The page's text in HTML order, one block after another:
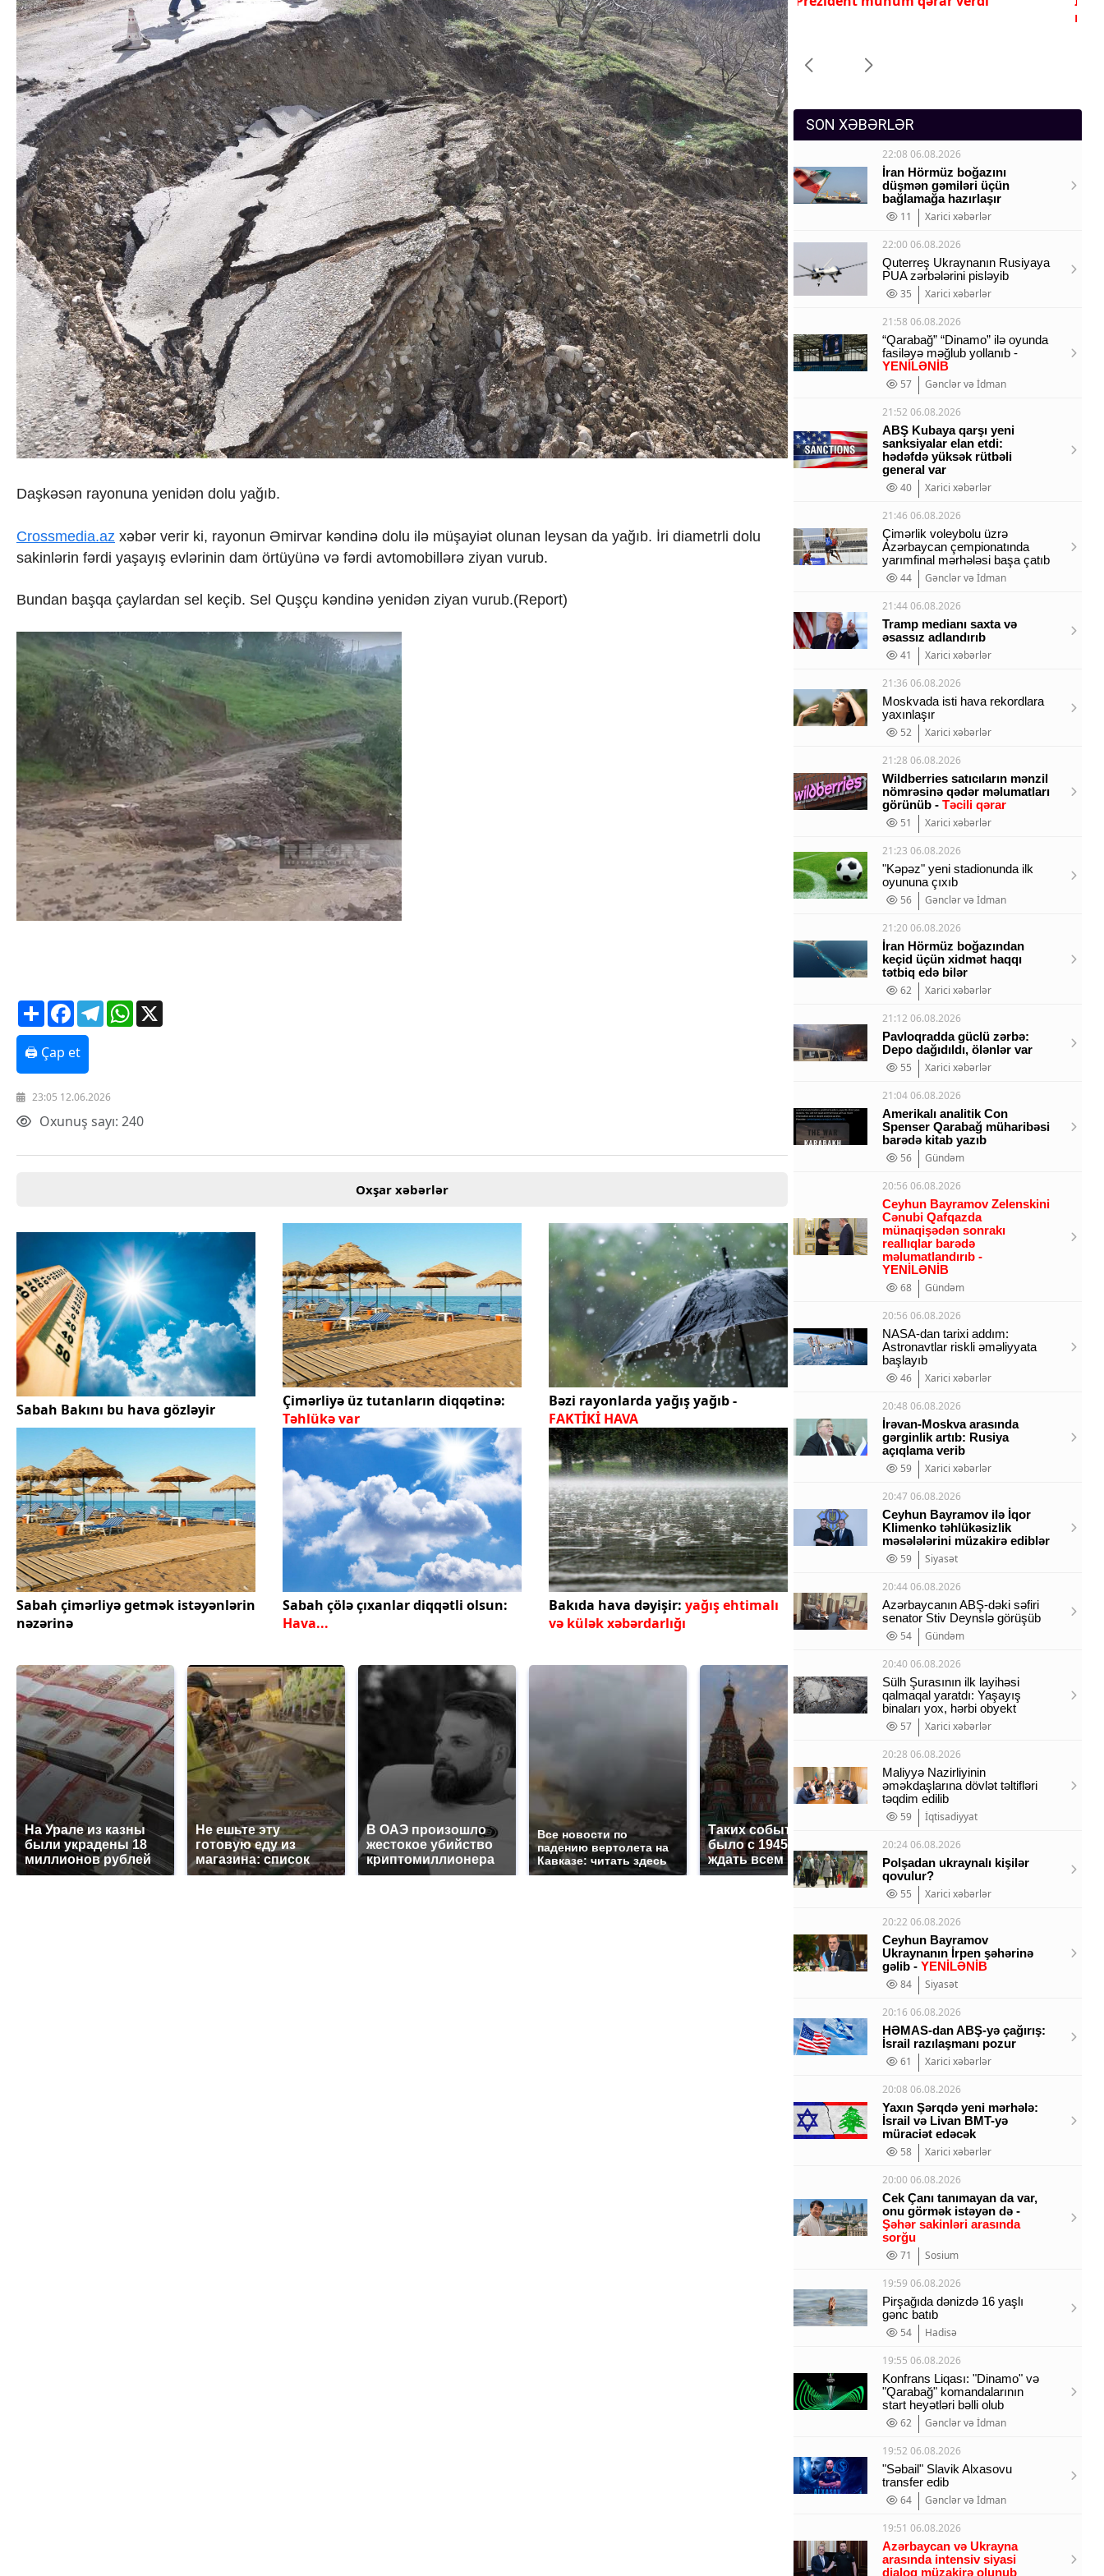
Sosium
Mənəvi dəyərlər
Texnologiya
Mətbuat-150
Siyasi
Geosiyasi
İqtisadi
Sosioloji
Araşdırma
Multimedia
Foto
Video
İnfoqrafika
Podcast
Humanitar
Elm və təhsil
Mədəniyyət
Diaspor
Yüksəliş hekayəsi
Mədəniyyətimizin Zəfəri
Zəfər Diasporu
Səhiyyə
Ailə və uşaq
Turizm
İqtisadiyyat
İqtisadi xəbərlər
Energetika
Neft-qaz
Əmək və sosial siyasət
Kənd təsərrüfatı
Telekommunikasiya və nəqliyyat
Cəmiyyət
Crossmedia.az - 1 yaş
Məhkəmə və hüquq
Ekologiya
Gənclər və İdman
Media və QHT
Hadisə
Sağlamlıq
Sosium
Mənəvi dəyərlər
Texnologiya
Mətbuat-150
Əlaqə
Missiyamız
Daşkəsən rayonuna yenidən dolu yağıb.
Crossmedia.az xəbər verir ki, rayonun Əmirvar kəndinə dolu ilə müşayiət olunan leysan da yağıb. İri diametrli dolu
sakinlərin fərdi yaşayış evlərinin dam örtüyünə və fərdi avtomobillərə ziyan vurub.
Bundan başqa çaylardan sel keçib. Sel Quşçu kəndinə yenidən ziyan vurub.(Report)
ShareFacebookTelegramWhatsApp
🖨 Çap et
23:05 12.06.2026
Oxunuş sayı: 240
Oxşar xəbərlər
Sabah Bakını bu hava gözləyir
Çimərliyə üz tutanların diqqətinə:
Təhlükə var
Bəzi rayonlarda yağış yağıb -
FAKTİKİ HAVA
Sabah çimərliyə getmək istəyənlərin
nəzərinə
Sabah çölə çıxanlar diqqətli olsun:
Hava...
Bakıda hava dəyişir: yağış ehtimalı
və külək xəbərdarlığı
На Урале из казны
были украдены 18
миллионов рублей
Не ешьте эту
готовую еду из
магазина: список
В ОАЭ произошло
жестокое убийство
криптомиллионера
Все новости по
падению вертолета на
Кавказе: читать здесь
Таких событий не
было с 1945: чего
ждать всем нам?
ажиотаж из-за этого
продукта: что купить?
daimi nümayəndəsi geri çağırılıb
SON XƏBƏRLƏR
22:08 06.08.2026
İran Hörmüz boğazını
düşmən gəmiləri üçün
bağlamağa hazırlaşır
11
Xarici xəbərlər
22:00 06.08.2026
Quterreş Ukraynanın Rusiyaya
PUA zərbələrini pisləyib
35
Xarici xəbərlər
21:58 06.08.2026
“Qarabağ” “Dinamo” ilə oyunda
fasiləyə məğlub yollanıb -
YENİLƏNİB
57
Gənclər və İdman
21:52 06.08.2026
ABŞ Kubaya qarşı yeni
sanksiyalar elan etdi:
hədəfdə yüksək rütbəli
general var
40
Xarici xəbərlər
21:46 06.08.2026
Çimərlik voleybolu üzrə
Azərbaycan çempionatında
yarımfinal mərhələsi başa çatıb
44
Gənclər və İdman
21:44 06.08.2026
Tramp medianı saxta və
əsassız adlandırıb
41
Xarici xəbərlər
21:36 06.08.2026
Moskvada isti hava rekordlara
yaxınlaşır
52
Xarici xəbərlər
21:28 06.08.2026
Wildberries satıcıların mənzil
nömrəsinə qədər məlumatları
görünüb - Təcili qərar
51
Xarici xəbərlər
21:23 06.08.2026
"Kəpəz" yeni stadionunda ilk
oyununa çıxıb
56
Gənclər və İdman
21:20 06.08.2026
İran Hörmüz boğazından
keçid üçün xidmət haqqı
tətbiq edə bilər
62
Xarici xəbərlər
21:12 06.08.2026
Pavloqradda güclü zərbə:
Depo dağıdıldı, ölənlər var
55
Xarici xəbərlər
21:04 06.08.2026
Amerikalı analitik Con
Spenser Qarabağ müharibəsi
barədə kitab yazıb
56
Gündəm
20:56 06.08.2026
Ceyhun Bayramov Zelenskini
Cənubi Qafqazda
münaqişədən sonrakı
reallıqlar barədə
məlumatlandırıb -
YENİLƏNİB
68
Gündəm
20:56 06.08.2026
NASA-dan tarixi addım:
Astronavtlar riskli əməliyyata
başlayıb
46
Xarici xəbərlər
20:48 06.08.2026
İrəvan-Moskva arasında
gərginlik artıb: Rusiya
açıqlama verib
59
Xarici xəbərlər
20:47 06.08.2026
Ceyhun Bayramov ilə İqor
Klimenko təhlükəsizlik
məsələlərini müzakirə ediblər
59
Siyasət
20:44 06.08.2026
Azərbaycanın ABŞ-dəki səfiri
senator Stiv Deynslə görüşüb
54
Gündəm
20:40 06.08.2026
Sülh Şurasının ilk layihəsi
qalmaqal yaratdı: Yaşayış
binaları yox, hərbi obyekt
57
Xarici xəbərlər
20:28 06.08.2026
Maliyyə Nazirliyinin
əməkdaşlarına dövlət təltifləri
təqdim edilib
59
İqtisadiyyat
20:24 06.08.2026
Polşadan ukraynalı kişilər
qovulur?
55
Xarici xəbərlər
20:22 06.08.2026
Ceyhun Bayramov
Ukraynanın İrpen şəhərinə
gəlib - YENİLƏNİB
84
Siyasət
20:16 06.08.2026
HƏMAS-dan ABŞ-yə çağırış:
İsrail razılaşmanı pozur
61
Xarici xəbərlər
20:08 06.08.2026
Yaxın Şərqdə yeni mərhələ:
İsrail və Livan BMT-yə
müraciət edəcək
58
Xarici xəbərlər
20:00 06.08.2026
Cek Çanı tanımayan da var,
onu görmək istəyən də -
Şəhər sakinləri arasında
sorğu
71
Sosium
19:59 06.08.2026
Pirşağıda dənizdə 16 yaşlı
gənc batıb
54
Hadisə
19:55 06.08.2026
Konfrans Liqası: "Dinamo" və
"Qarabağ" komandalarının
start heyətləri bəlli olub
62
Gənclər və İdman
19:52 06.08.2026
"Səbail" Slavik Alxasovu
transfer edib
64
Gənclər və İdman
19:51 06.08.2026
Azərbaycan və Ukrayna
arasında intensiv siyasi
dialoq müzakirə olunub